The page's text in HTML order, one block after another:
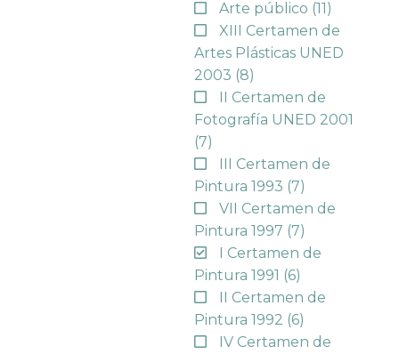
Arte público (11)
XIII Certamen de
Artes Plásticas UNED
2003 (8)
II Certamen de
Fotografía UNED 2001
(7)
III Certamen de
Pintura 1993 (7)
VII Certamen de
Pintura 1997 (7)
I Certamen de
Pintura 1991 (6)
II Certamen de
Pintura 1992 (6)
IV Certamen de